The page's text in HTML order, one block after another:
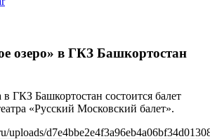
озеро» в ГКЗ Башкортостан
в ГКЗ Башкортостан состоится балет
«Русский Московский балет».
uploads/